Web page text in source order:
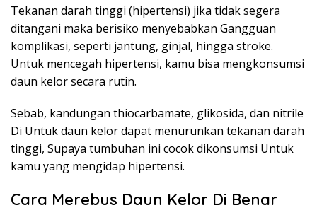
Tekanan darah tinggi (hipertensi) jika tidak segera
ditangani maka berisiko menyebabkan Gangguan
komplikasi, seperti jantung, ginjal, hingga stroke.
Untuk mencegah hipertensi, kamu bisa mengkonsumsi
daun kelor secara rutin.
Sebab, kandungan thiocarbamate, glikosida, dan nitrile
Di Untuk daun kelor dapat menurunkan tekanan darah
tinggi, Supaya tumbuhan ini cocok dikonsumsi Untuk
kamu yang mengidap hipertensi.
Cara Merebus Daun Kelor Di Benar